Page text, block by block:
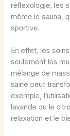
réflexologie, les
même le sauna,
sportive.
En effet, les
seulement les
mélange de
saine peut
exemple,
lavande ou le
relaxation et le